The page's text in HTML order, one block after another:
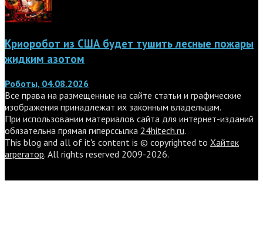
Криоробот из США будет тушить лесные пожары
жидким азотом
Роботы, 04.08.2026
Все права на размещенные на сайте статьи и графические
изображения принадлежат их законным владельцам.
При использовании материалов сайта для интернет-изданий
обязательна прямая гиперссылка 24hitech.ru.
This blog and all of it's content is © copyrighted to Хайтек
агрегатор. All rights reserved 2009-2026.